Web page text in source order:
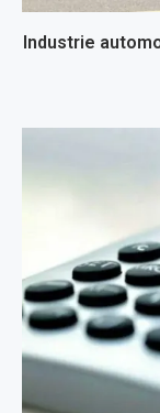
Industrie